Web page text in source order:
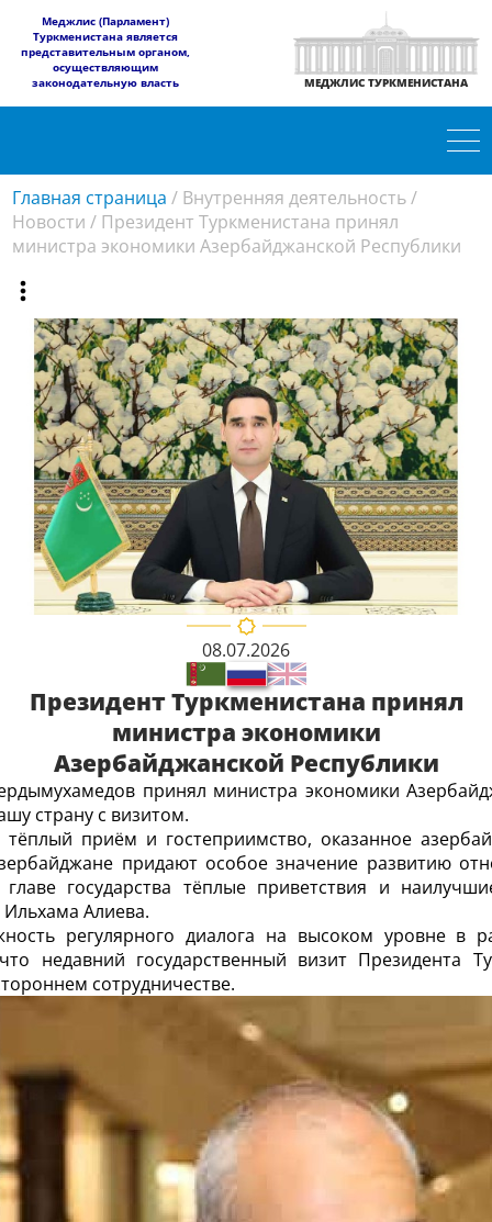
​Меджлис (Парламент)
Туркменистана является
представительным органом,
осуществляющим
законодательную власть
МЕДЖЛИС ТУРКМЕНИСТАНА
Главная страница / Внутренняя деятельность/
Новости / Президент Туркменистана принял
министра экономики Азербайджанской Республики
08.07.2026
Президент Туркменистана принял
министра экономики
Азербайджанской Республики
принял министра экономики
страну с визитом.
тёплый приём и гостеприимство, оказанное
придают особое значение развитию
главе государства тёплые приветствия и
Алиева.
регулярного диалога на высоком уровне в
недавний государственный визит Президента
сотрудничестве.